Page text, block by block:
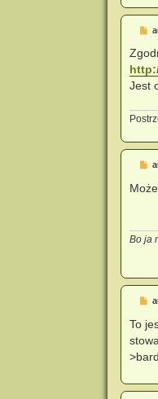
P
s
Jest
P
s
t
Bo ja
P
s
t
To